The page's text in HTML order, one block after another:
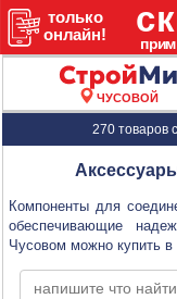
ЧУСОВОЙ
270 товаров
Компоненты для
обеспечивающие
Чусовом можно купить в